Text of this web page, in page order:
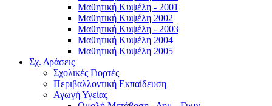
Μαθητική Κυψέλη - 2001
Μαθητική Κυψέλη 2002
Μαθητική Κυψέλη - 2003
Μαθητική Κυψέλη 2004
Μαθητική Κυψέλη 2005
Σχ. Δράσεις
Σχολικές Γιορτές
Περιβαλλοντική Εκπαίδευση
Αγωγή Υγείας